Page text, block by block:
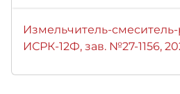
Измельчитель-
ИСРК-12Ф, зав. №27-1156,